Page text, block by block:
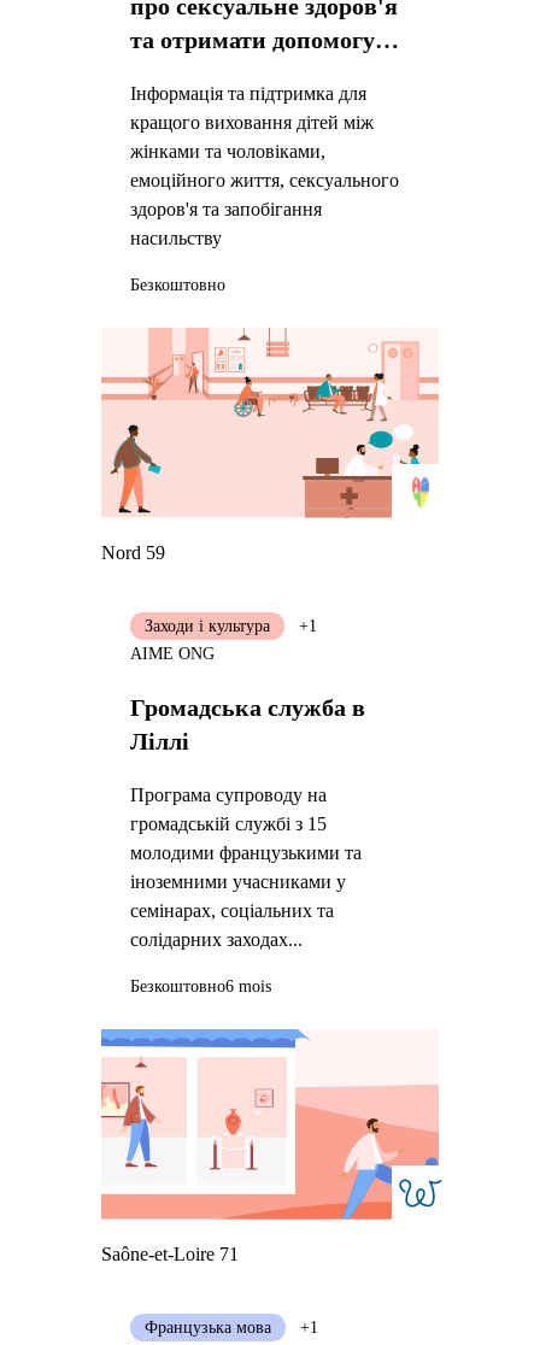
про сексуальне здоров'я
та отримати допомогу
Інформація та підтримка для
кращого виховання дітей між
жінками та чоловіками,
емоційного життя, сексуального
здоров'я та запобігання
насильству
Безкоштовно
Nord 59
Громадська служба в
Ліллі
Програма супроводу на
громадській службі з 15
молодими французькими та
іноземними учасниками у
семінарах, соціальних та
солідарних заходах...
Заходи і культура
+1
AIME ONG
Безкоштовно6 mois
Saône-et-Loire 71
Французька мова
+1